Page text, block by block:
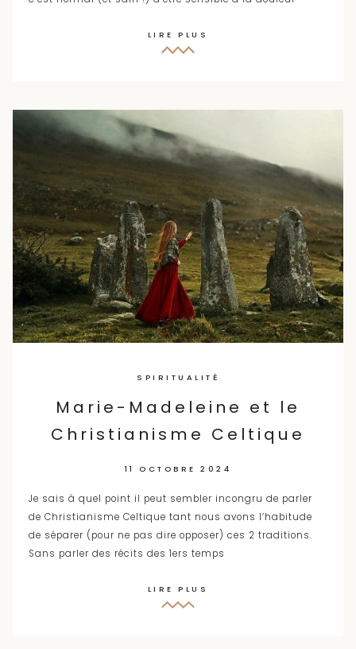
LIRE PLUS
SPIRITUALITÉ
Marie-Madeleine et le
Christianisme Celtique
11 OCTOBRE 2024
Je sais à quel point il peut sembler incongru de parler
de Christianisme Celtique tant nous avons l’habitude
de séparer (pour ne pas dire opposer) ces 2 traditions.
Sans parler des récits des 1ers temps
LIRE PLUS